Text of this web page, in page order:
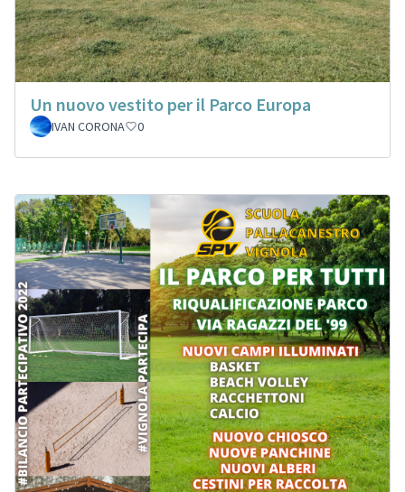
Un nuovo vestito per il Parco Europa
IVAN CORONA 0